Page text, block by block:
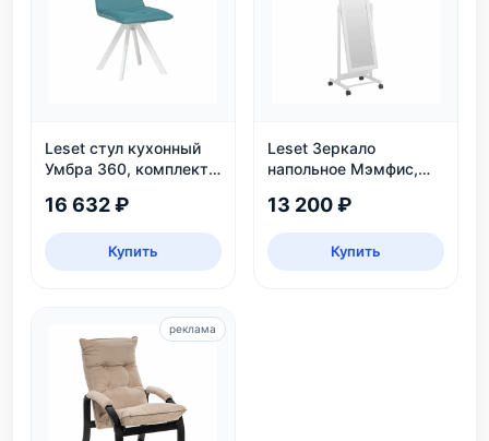
Leset стул кухонный
Умбра 360, комплект
16 632 ₽
Купить
Leset Зеркало
напольное Мэмфис,
13 200 ₽
Купить
реклама